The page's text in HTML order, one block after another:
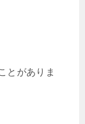
とがありま